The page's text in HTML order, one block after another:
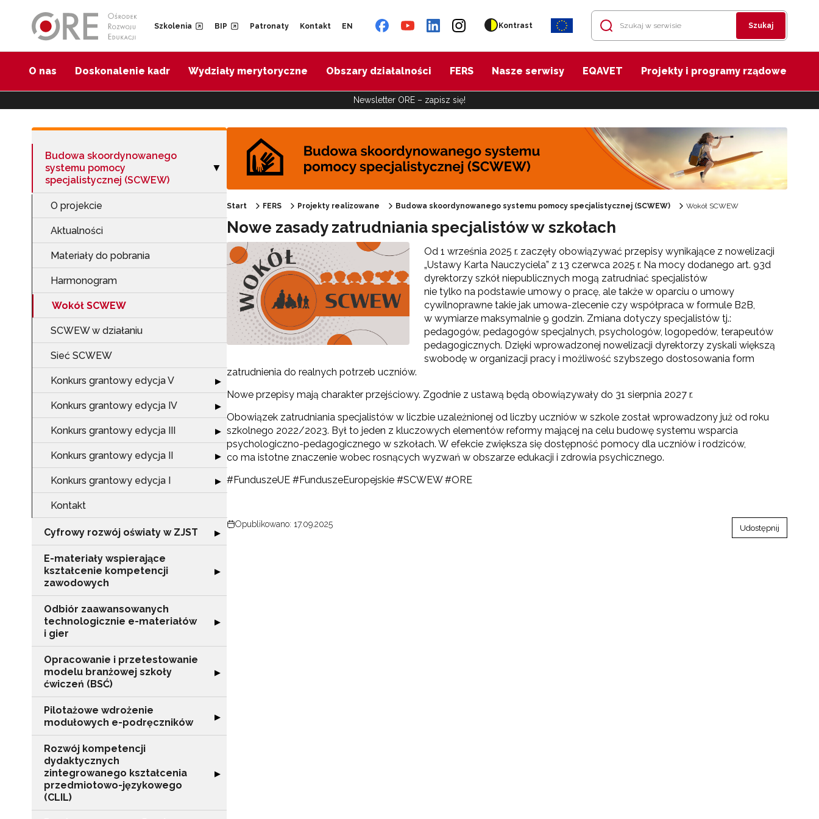
Szkolenia BIP Patronaty Kontakt EN Kontrast Szukaj
O nas Doskonalenie kadr Wydziały merytoryczne Obszary działalności FERS Nasze serwisy EQAVET Projekty i programy rządowe
Newsletter ORE – zapisz się!
Budowa skoordynowanego
systemu pomocy
specjalistycznej (SCWEW)
Zwiń sekcję "Budowa skoordynowanego systemu pomocy specjalistycznej (SCWEW)"
▶
O projekcie
Aktualności
Materiały do pobrania
Harmonogram
Wokół SCWEW
SCWEW w działaniu
Sieć SCWEW
Konkurs grantowy edycja V Rozwiń sekcję "Konkurs grantowy edycja V"
▶
Konkurs grantowy edycja IV Rozwiń sekcję "Konkurs grantowy edycja IV"
▶
Konkurs grantowy edycja III Rozwiń sekcję "Konkurs grantowy edycja III"
▶
Konkurs grantowy edycja II Rozwiń sekcję "Konkurs grantowy edycja II"
▶
Konkurs grantowy edycja I Rozwiń sekcję "Konkurs grantowy edycja I"
▶
Kontakt
Cyfrowy rozwój oświaty w ZJST Rozwiń sekcję "Cyfrowy rozwój oświaty w ZJST"
▶
E-materiały wspierające
kształcenie kompetencji
zawodowych
Rozwiń sekcję "E-materiały wspierające kształcenie kompetencji zawodowych"
▶
Odbiór zaawansowanych
technologicznie e-materiałów
i gier
Rozwiń sekcję "Odbiór zaawansowanych technologicznie e-materiałów i gier"
▶
Opracowanie i przetestowanie
modelu branżowej szkoły
ćwiczeń (BSĆ)
Rozwiń sekcję "Opracowanie i przetestowanie modelu branżowej szkoły ćwiczeń (BSĆ)"
▶
Pilotażowe wdrożenie
modułowych e-podręczników
Rozwiń sekcję "Pilotażowe wdrożenie modułowych e-podręczników"
▶
Rozwój kompetencji
dydaktycznych
zintegrowanego kształcenia
przedmiotowo-językowego
(CLIL)
Rozwiń sekcję "Rozwój kompetencji dydaktycznych zintegrowanego kształcenia przedmiotowo-językowego (CLIL)"
▶
Start FERS Projekty realizowane Budowa skoordynowanego systemu pomocy specjalistycznej (SCWEW) Wokół SCWEW
Nowe zasady zatrudniania specjalistów w szkołach
Od 1 września 2025 r. zaczęły obowiązywać przepisy wynikające z nowelizacji
„Ustawy Karta Nauczyciela” z 13 czerwca 2025 r. Na mocy dodanego art. 93d
dyrektorzy szkół niepublicznych mogą zatrudniać specjalistów
nie tylko na podstawie umowy o pracę, ale także w oparciu o umowy
cywilnoprawne takie jak umowa-zlecenie czy współpraca w formule B2B,
w wymiarze maksymalnie 9 godzin. Zmiana dotyczy specjalistów tj.:
pedagogów, pedagogów specjalnych, psychologów, logopedów, terapeutów
pedagogicznych. Dzięki wprowadzonej nowelizacji dyrektorzy zyskali większą
swobodę w organizacji pracy i możliwość szybszego dostosowania form
zatrudnienia do realnych potrzeb uczniów.
Nowe przepisy mają charakter przejściowy. Zgodnie z ustawą będą obowiązywały do 31 sierpnia 2027 r.
Obowiązek zatrudniania specjalistów w liczbie uzależnionej od liczby uczniów w szkole został wprowadzony już od roku
szkolnego 2022/2023. Był to jeden z kluczowych elementów reformy mającej na celu budowę systemu wsparcia
psychologiczno-pedagogicznego w szkołach. W efekcie zwiększa się dostępność pomocy dla uczniów i rodziców,
co ma istotne znaczenie wobec rosnących wyzwań w obszarze edukacji i zdrowia psychicznego.
#FunduszeUE #FunduszeEuropejskie #SCWEW #ORE
Opublikowano: 17.09.2025 Udostępnij